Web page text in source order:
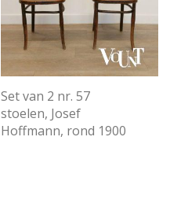
Set van 2 nr. 57
stoelen, Josef
Hoffmann, rond 1900